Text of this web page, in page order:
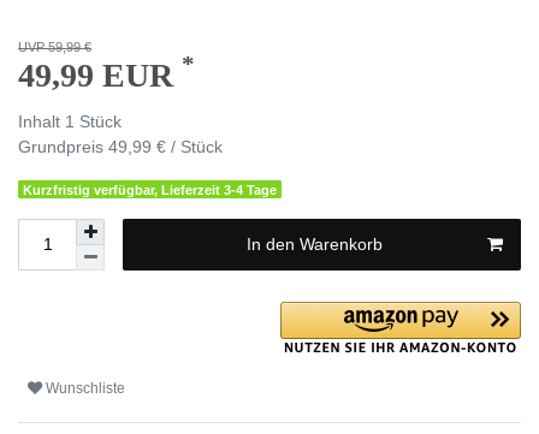
UVP 59,99 €
49,99 EUR *
Inhalt 1 Stück
Grundpreis 49,99 € / Stück
Kurzfristig verfügbar, Lieferzeit 3-4 Tage
In den Warenkorb
Wunschliste